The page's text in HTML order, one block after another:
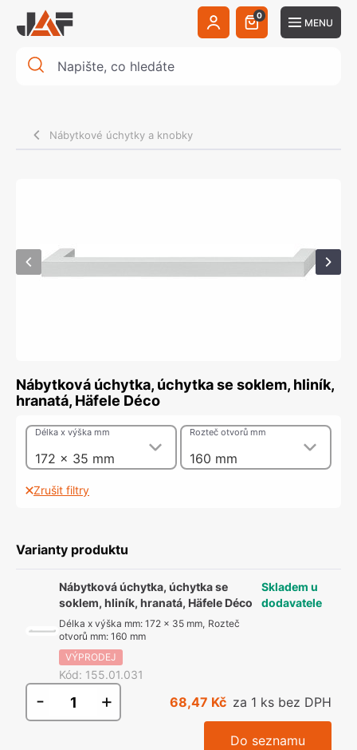
0
MENU
Nábytkové úchytky a knobky
Nábytková úchytka, úchytka se soklem, hliník,
hranatá, Häfele Déco
172 x 35 mm
Délka x výška mm
160 mm
Rozteč otvorů mm
Zrušit filtry
Varianty produktu
Nábytková úchytka, úchytka se
soklem, hliník, hranatá, Häfele Déco
Délka x výška mm:172 x 35 mm, Rozteč
otvorů mm:160 mm
VÝPRODEJ
Kód: 155.01.031
Skladem u
dodavatele
- + 68,47 Kč za 1 ks bez DPH
Do seznamu